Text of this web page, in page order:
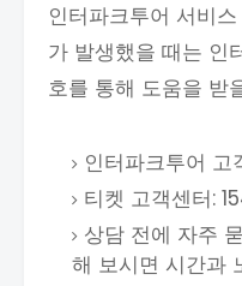
인터파크투어 서비
가 발생했을 때는 인
호를 통해 도움을 받
인터파크투어
티켓 고객센터:
상담 전에 자주
해 보시면 시간과